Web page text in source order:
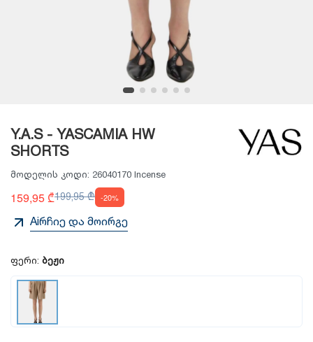
Y.A.S - YASCAMIA HW
SHORTS
მოდელის კოდი: 26040170 Incense
159,95 ₾199,95 ₾ -20%
Aiრჩიე და მოირგე
ფერი: ბეჟი